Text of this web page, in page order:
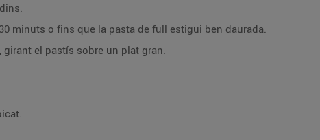
minuts o fins que la pasta de full estigui ben daurada.
el pastís sobre un plat gran.